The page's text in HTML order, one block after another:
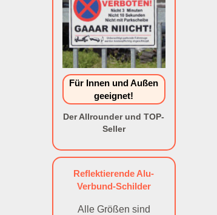
Für Innen und Außen
geeignet!
Der Allrounder und TOP-
Seller
Reflektierende Alu-
Verbund-Schilder
Alle Größen sind